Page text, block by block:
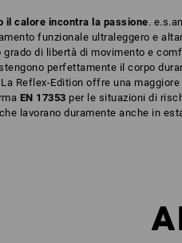
il calore incontra la passione.
funzionale ultraleggero e
grado di libertà di movimento e
perfettamente il corpo
Reflex-Edition offre una
EN 17353 per le situazioni di
lavorano duramente anche in